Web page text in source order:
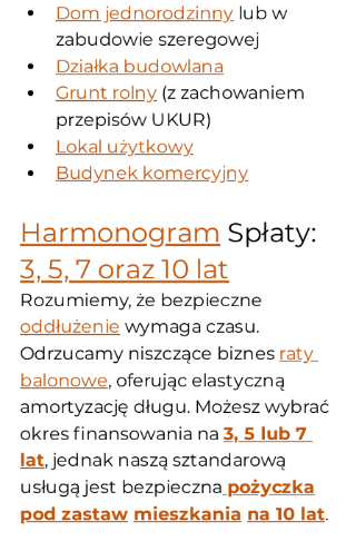
Dom jednorodzinny lub w
zabudowie szeregowej
Działka budowlana
Grunt rolny (z zachowaniem
przepisów UKUR)
Lokal użytkowy
Budynek komercyjny
Harmonogram Spłaty:
3, 5, 7 oraz 10 lat
Rozumiemy, że bezpieczne
oddłużenie wymaga czasu.
Odrzucamy niszczące biznes raty
balonowe, oferując elastyczną
amortyzację długu. Możesz wybrać
okres finansowania na 3, 5 lub 7
lat, jednak naszą sztandarową
usługą jest bezpieczna pożyczka
pod zastaw mieszkania na 10 lat.